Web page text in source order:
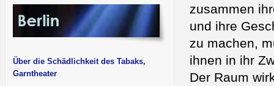
zusammen
und ihre
zu machen,
ihnen in ihr
Der Raum
Über die Schädlichkeit des Tabaks,
Garntheater